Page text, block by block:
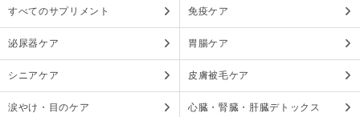
すべてのサプリメント 免疫ケア
泌尿器ケア 胃腸ケア
シニアケア 皮膚被毛ケア
涙やけ・目のケア 心臓・腎臓・肝臓デトックス